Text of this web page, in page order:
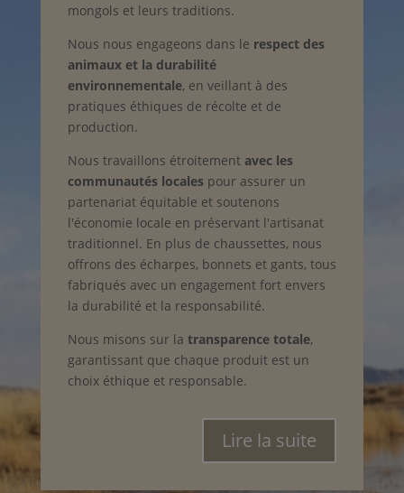
mongols et leurs traditions.
Nous nous engageons dans le respect des
animaux et la durabilité
environnementale, en veillant à des
pratiques éthiques de récolte et de
production.
Nous travaillons étroitement avec les
communautés localespour assurer un
partenariat équitable et soutenons
l'économie locale en préservant l'artisanat
traditionnel. En plus de chaussettes, nous
offrons des écharpes, bonnets et gants, tous
fabriqués avec un engagement fort envers
la durabilité et la responsabilité.
Nous misons sur la transparence totale,
garantissant que chaque produit est un
choix éthique et responsable.
Lire la suite